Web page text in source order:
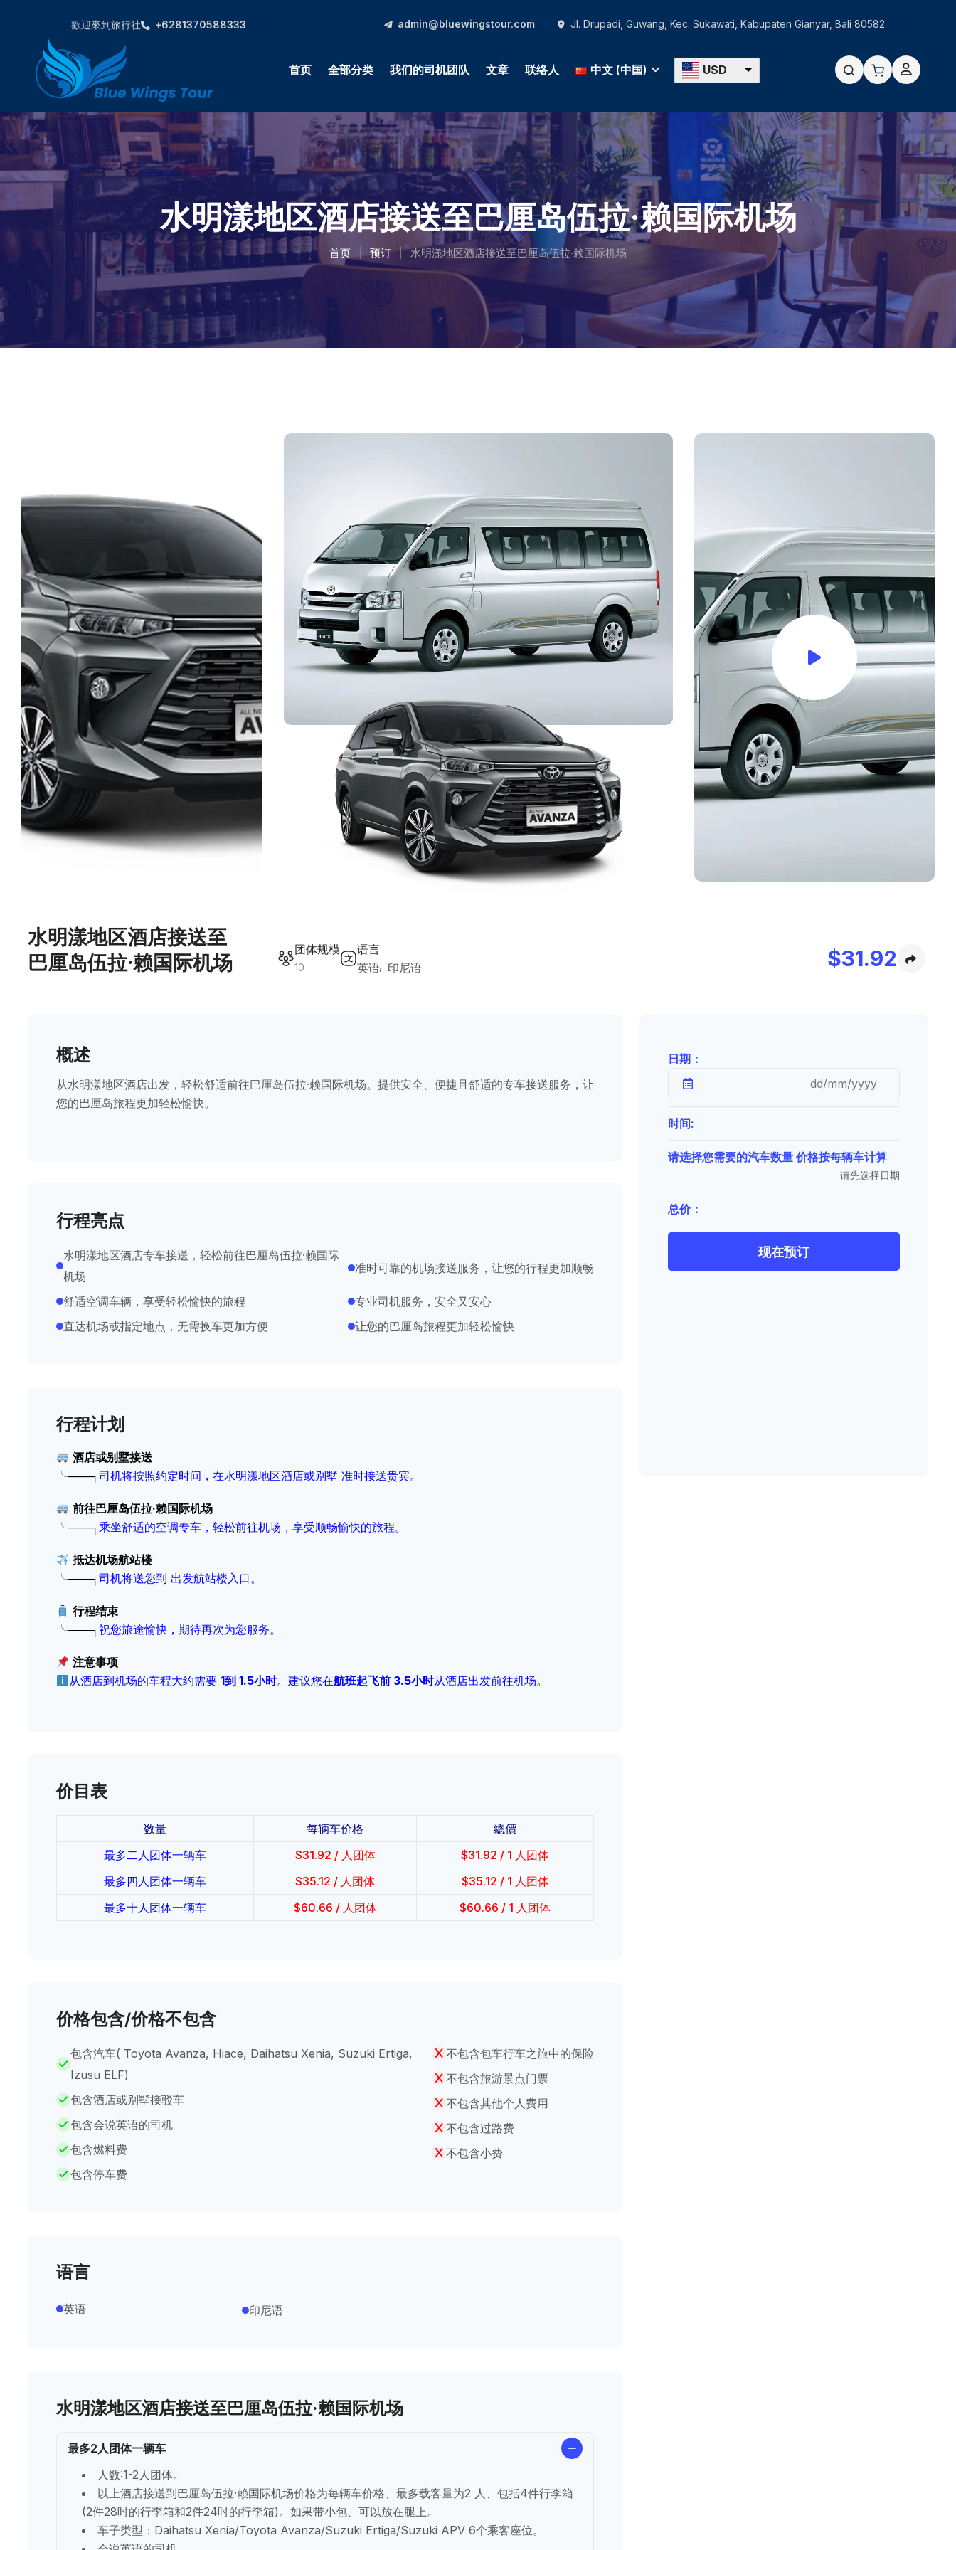
歡迎來到旅行社 +6281370588333 admin@bluewingstour.com Jl. Drupadi, Guwang, Kec. Sukawati, Kabupaten Gianyar, Bali 80582
首页 全部分类 我们的司机团队 文章 联络人 中文 (中国) USD
水明漾地区酒店接送至巴厘岛伍拉·赖国际机场
首页 预订 | 水明漾地区酒店接送至巴厘岛伍拉·赖国际机场
水明漾地区酒店接送至
巴厘岛伍拉·赖国际机场
团体规模
10
语言
英语 印尼语 $31.92
概述
从水明漾地区酒店出发，轻松舒适前往巴厘岛伍拉·赖国际机场。提供安全、便捷且舒适的专车接送服务，让
您的巴厘岛旅程更加轻松愉快。
行程亮点
水明漾地区酒店专车接送，轻松前往巴厘岛伍拉·赖国际
机场
准时可靠的机场接送服务，让您的行程更加顺畅
舒适空调车辆，享受轻松愉快的旅程
专业司机服务，安全又安心
直达机场或指定地点，无需换车更加方便
让您的巴厘岛旅程更加轻松愉快
行程计划
酒店或别墅接送
╰───┐ 司机将按照约定时间，在水明漾地区酒店或别墅 准时接送贵宾。
前往巴厘岛伍拉·赖国际机场
╰───┐ 乘坐舒适的空调专车，轻松前往机场，享受顺畅愉快的旅程。
抵达机场航站楼
╰───┐ 司机将送您到 出发航站楼入口。
行程结束
╰───┐ 祝您旅途愉快，期待再次为您服务。
注意事项
从酒店到机场的车程大约需要1到 1.5小时。建议您在航班起飞前 3.5小时从酒店出发前往机场。
价目表
数量 每辆车价格
總價
最多二人团体一辆车
$31.92 / 人团体 $31.92 / 1 人团体
最多四人团体一辆车
$35.12 / 人团体 $35.12 / 1 人团体
最多十人团体一辆车
$60.66 / 人团体 $60.66 / 1 人团体
价格包含/价格不包含
包含汽车( Toyota Avanza, Hiace, Daihatsu Xenia, Suzuki Ertiga,
Izusu ELF)
包含酒店或别墅接驳车
包含会说英语的司机
包含燃料费
包含停车费
不包含包车行车之旅中的保险
不包含旅游景点门票
不包含其他个人费用
不包含过路费
不包含小费
语言
英语 印尼语
水明漾地区酒店接送至巴厘岛伍拉·赖国际机场
最多2人团体一辆车
人数:1-2人团体。
以上酒店接送到巴厘岛伍拉·赖国际机场价格为每辆车价格、最多载客量为2 人、包括4件行李箱
(2件28吋的行李箱和2件24吋的行李箱)。如果带小包、可以放在腿上。
车子类型：Daihatsu Xenia/Toyota Avanza/Suzuki Ertiga/Suzuki APV 6个乘客座位。
日期：
时间:
请选择您需要的汽车数量 价格按每辆车计算
请先选择日期
总价：
现在预订